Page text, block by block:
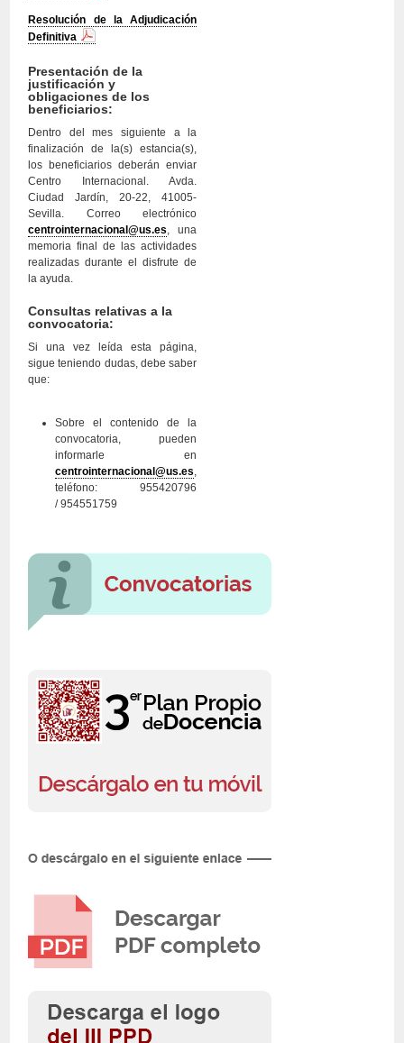
Resolución de la Adjudicación
Definitiva
Presentación de la
justificación y
obligaciones de los
beneficiarios:
Dentro del mes siguiente a la
finalización de la(s) estancia(s),
los beneficiarios deberán enviar
Centro Internacional. Avda.
Ciudad Jardín, 20-22, 41005-
Sevilla. Correo electrónico
centrointernacional@us.es, una
memoria final de las actividades
realizadas durante el disfrute de
la ayuda.
Consultas relativas a la
convocatoria:
Si una vez leída esta página,
sigue teniendo dudas, debe saber
que:
Sobre el contenido de la
convocatoria, pueden
informarle en
centrointernacional@us.es,
teléfono: 955420796
/ 954551759